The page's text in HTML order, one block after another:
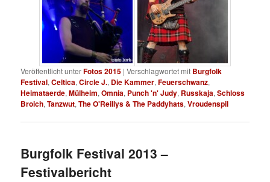
Veröffentlicht unterFotos 2015 |Verschlagwortet mit Burgfolk
Festival,Celtica,Circle J., Die Kammer,Feuerschwanz,
Heimataerde,Mülheim,Omnia, Punch 'n' Judy, Russkaja,Schloss
Broich,Tanzwut,The O'Reillys & The Paddyhats,Vroudenspil
Burgfolk Festival 2013 –
Festivalbericht